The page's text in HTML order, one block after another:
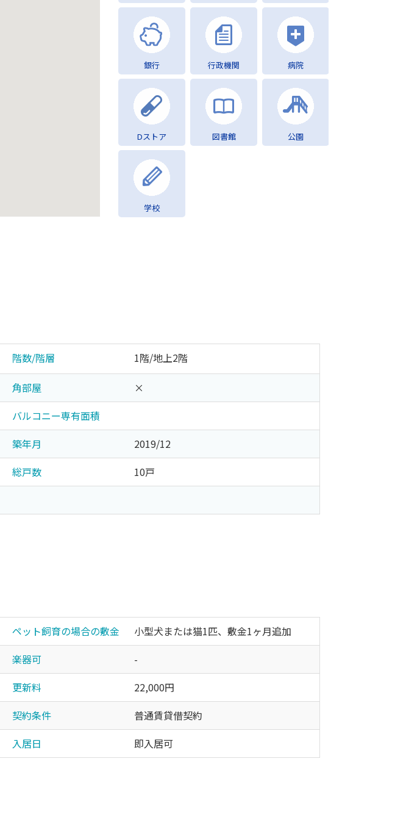
銀行 行政機関 病院
Dストア 図書館 公園
学校
階数/階層 1階/地上2階
角部屋
×
バルコニー専有面積
築年月
2019/12
総戸数
10戸
ペット飼育の場合の敷金
小型犬または猫1匹、敷金1ヶ月追加
楽器可
-
更新料
22,000円
契約条件
普通賃貸借契約
入居日 即入居可